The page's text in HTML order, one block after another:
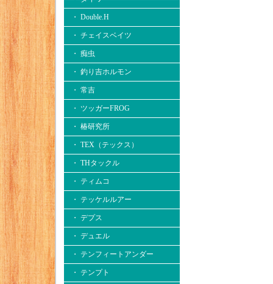
・ Double.H
・ チェイスベイツ
・ 痴虫
・ 釣り吉ホルモン
・ 常吉
・ ツッガーFROG
・ 椿研究所
・ TEX（テックス）
・ THタックル
・ ティムコ
・ テッケルルアー
・ デプス
・ デュエル
・ テンフィートアンダー
・ テンプト